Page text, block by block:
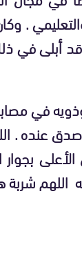
.
أبلى في
وذويه في
عنده .
الأعلى
شربة